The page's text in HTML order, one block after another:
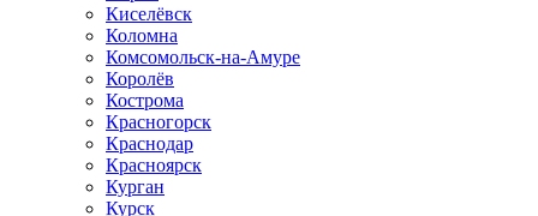
Киселёвск
Коломна
Комсомольск-на-Амуре
Королёв
Кострома
Красногорск
Краснодар
Красноярск
Курган
Курск